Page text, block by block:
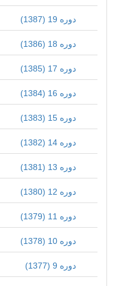
دوره 19 (1387)
دوره 18 (1386)
دوره 17 (1385)
دوره 16 (1384)
دوره 15 (1383)
دوره 14 (1382)
دوره 13 (1381)
دوره 12 (1380)
دوره 11 (1379)
دوره 10 (1378)
دوره 9 (1377)